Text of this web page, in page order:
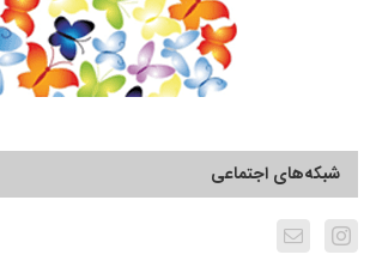
شبکه‌های اجتماعی